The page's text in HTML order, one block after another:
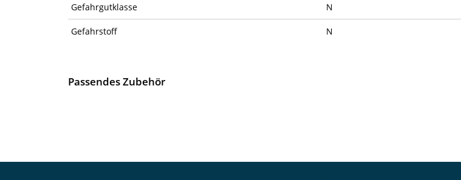
Gefahrgutklasse N
Gefahrstoff N
Passendes Zubehör